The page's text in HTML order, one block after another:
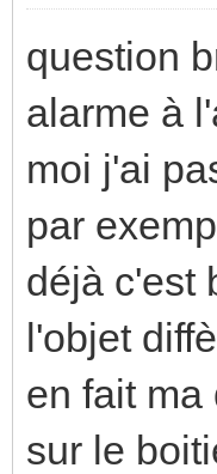
question
alarme à
moi j'ai
par
déjà c'est
l'objet
en fait ma
sur le